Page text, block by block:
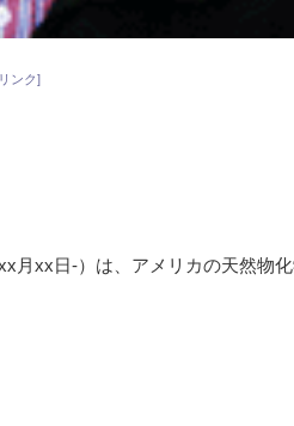
ンク]
月xx日-）は、アメリカの天然物